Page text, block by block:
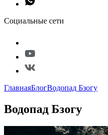
Социальные сети
ГлавнаяБлогВодопад Бзогу
Водопад Бзогу